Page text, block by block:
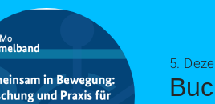
5.